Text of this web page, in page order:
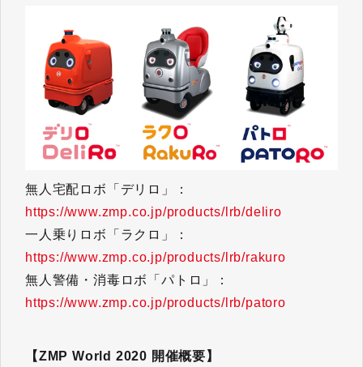
無人宅配ロボ「デリロ」：
https://www.zmp.co.jp/products/lrb/deliro
一人乗りロボ「ラクロ」：
https://www.zmp.co.jp/products/lrb/rakuro
無人警備・消毒ロボ「パトロ」：
https://www.zmp.co.jp/products/lrb/patoro
【ZMP World 2020 開催概要】